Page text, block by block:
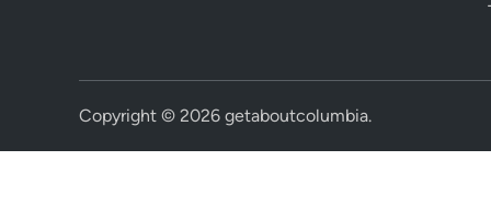
Copyright © 2026 getaboutcolumbia.